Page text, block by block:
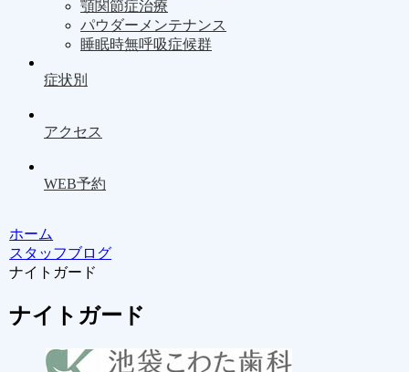
顎関節症治療
パウダーメンテナンス
睡眠時無呼吸症候群
症状別
アクセス
WEB予約
ホーム
スタッフブログ
ナイトガード
ナイトガード